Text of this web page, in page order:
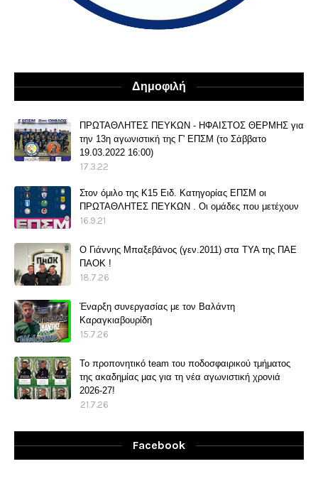
Δημοφιλή
ΠΡΩΤΑΘΛΗΤΕΣ ΠΕΥΚΩΝ - ΗΦΑΙΣΤΟΣ ΘΕΡΜΗΣ για
την 13η αγωνιστική της Γ' ΕΠΣΜ (το Σάββατο
19.03.2022 16:00)
17.3.22
Στον όμιλο της Κ15 Ειδ. Κατηγορίας ΕΠΣΜ οι
ΠΡΩΤΑΘΛΗΤΕΣ ΠΕΥΚΩΝ . Οι ομάδες που μετέχουν
16.9.21
O Γιάννης Μπαξεβάνος (γεν.2011) στα ΤΥΑ της ΠΑΕ
ΠΑΟΚ !
18.7.26
Έναρξη συνεργασίας με τον Βαλάντη
Καραγκιαβουρίδη
15.7.26
Το προπονητικό team του ποδοσφαιρικού τμήματος
της ακαδημίας μας για τη νέα αγωνιστική χρονιά
2026-27!
21.7.26
Facebook